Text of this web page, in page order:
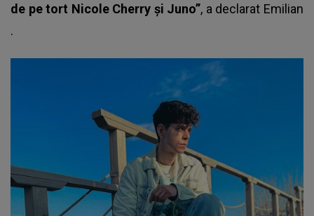
de pe tort Nicole Cherry și Juno”, a declarat Emilian
.